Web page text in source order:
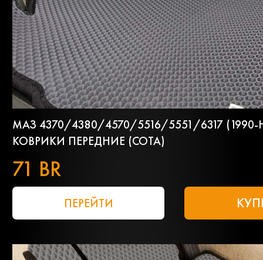
МАЗ 4370/4380/4570/5516/5551/6317 (1990-
КОВРИКИ ПЕРЕДНИЕ (СОТА)
71 BR
ПЕРЕЙТИ